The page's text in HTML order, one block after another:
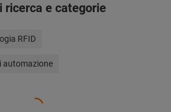
ricerca e categorie
RFID
automazione